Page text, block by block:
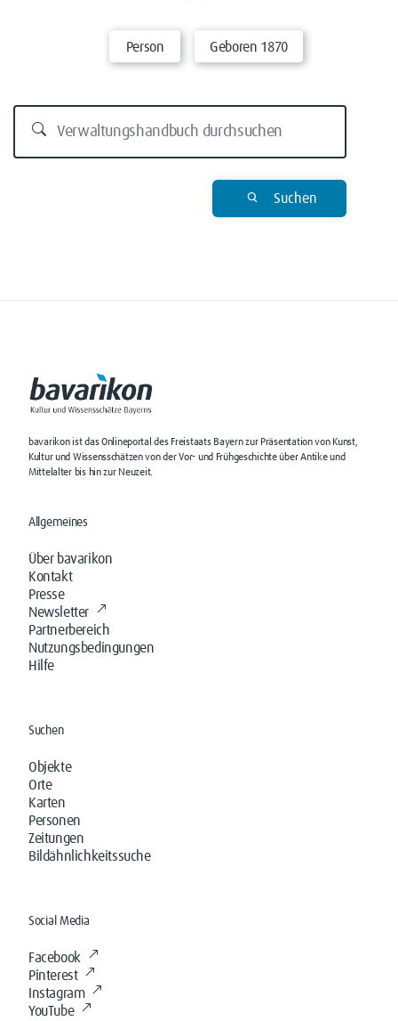
Person Geboren 1870
Suchen
bavarikon ist das Onlineportal des Freistaats Bayern zur Präsentation von Kunst,
Kultur und Wissensschätzen von der Vor- und Frühgeschichte über Antike und
Mittelalter bis hin zur Neuzeit.
Allgemeines
Über bavarikon
Kontakt
Presse
Newsletter
Partnerbereich
Nutzungsbedingungen
Hilfe
Suchen
Objekte
Orte
Karten
Personen
Zeitungen
Bildähnlichkeitssuche
Social Media
Facebook
Pinterest
Instagram
YouTube